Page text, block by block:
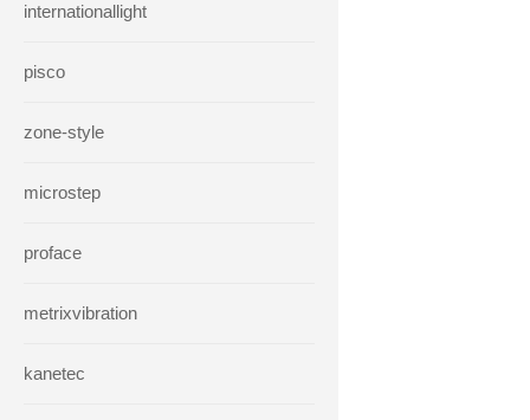
internationallight
pisco
zone-style
microstep
proface
metrixvibration
kanetec